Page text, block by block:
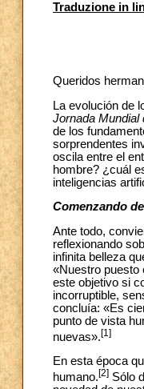
Traduzione in
Queridos
La evolución de
Jornada Mundial
de los
sorprendentes
oscila entre el
hombre? ¿cuál
inteligencias
Comenzando
Ante todo,
reflexionando
infinita belleza
«Nuestro puesto
este objetivo si
incorruptible,
concluía: «Es
punto de vista
nuevas».[1]
En esta época
humano.[2] Sólo